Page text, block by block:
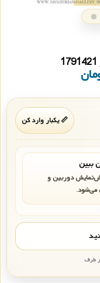
📏 یکبار وارد کن
ببین
دوربین و
می‌شود.